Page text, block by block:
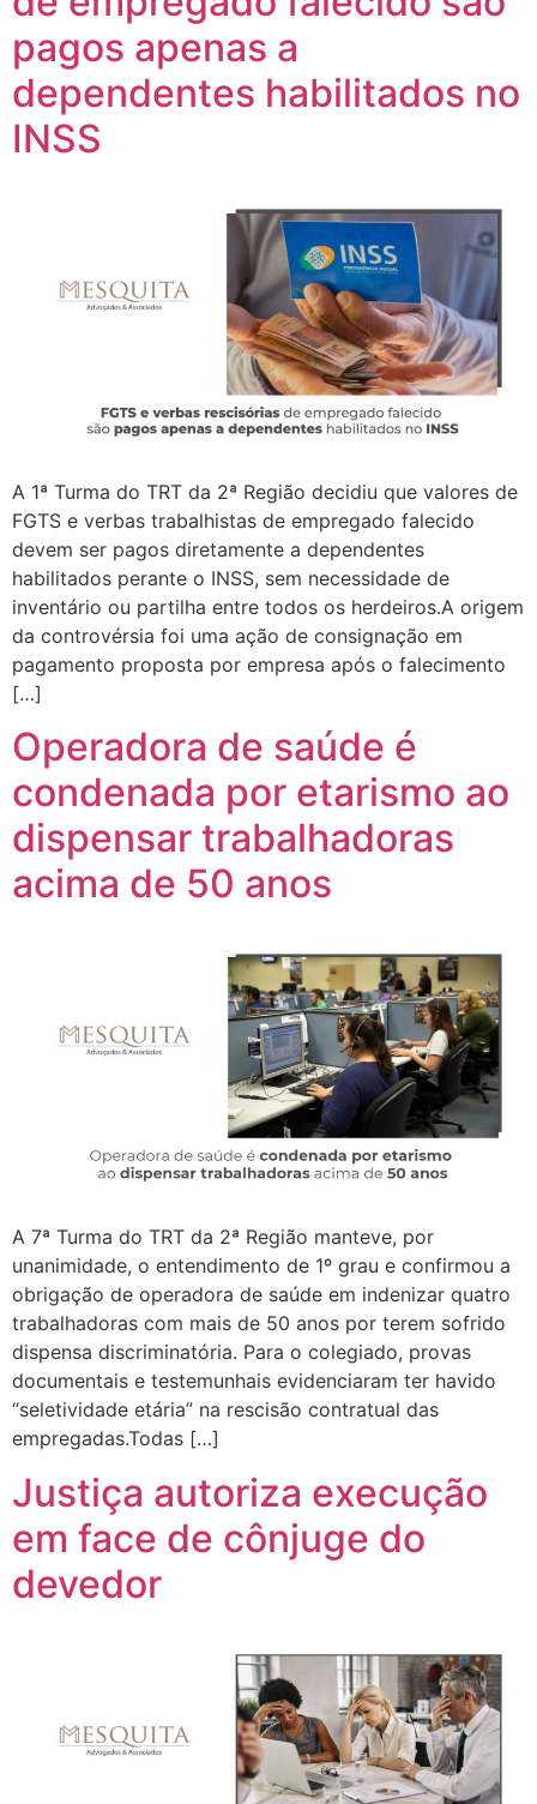
pagos apenas a
dependentes habilitados no
INSS
A 1ª Turma do TRT da 2ª Região decidiu que valores de
FGTS e verbas trabalhistas de empregado falecido
devem ser pagos diretamente a dependentes
habilitados perante o INSS, sem necessidade de
inventário ou partilha entre todos os herdeiros.A origem
da controvérsia foi uma ação de consignação em
pagamento proposta por empresa após o falecimento
[…]
Operadora de saúde é
condenada por etarismo ao
dispensar trabalhadoras
acima de 50 anos
A 7ª Turma do TRT da 2ª Região manteve, por
unanimidade, o entendimento de 1º grau e confirmou a
obrigação de operadora de saúde em indenizar quatro
trabalhadoras com mais de 50 anos por terem sofrido
dispensa discriminatória. Para o colegiado, provas
documentais e testemunhais evidenciaram ter havido
“seletividade etária” na rescisão contratual das
empregadas.Todas […]
Justiça autoriza execução
em face de cônjuge do
devedor